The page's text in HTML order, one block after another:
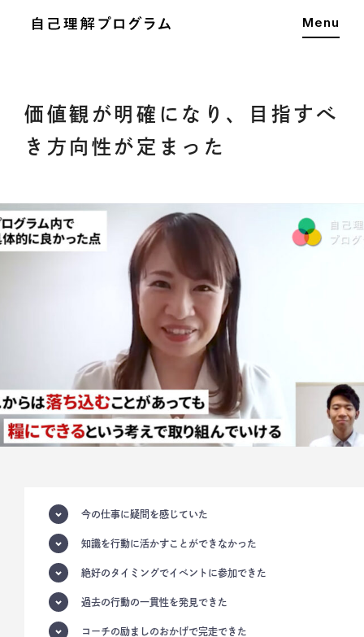
Menu
価値観が明確になり、目指すべ
き方向性が定まった
今の仕事に疑問を感じていた
知識を行動に活かすことができなかった
絶好のタイミングでイベントに参加できた
過去の行動の一貫性を発見できた
コーチの励ましのおかげで完走できた